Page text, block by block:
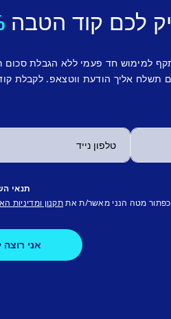
לכם קוד הטבה
למימוש חד פעמי ללא הגבלת
תשלח אליך הודעת ווטצאפ. לקבלת
תנאי
מטה הנני מאשר/ת את תקנון ומדיניות